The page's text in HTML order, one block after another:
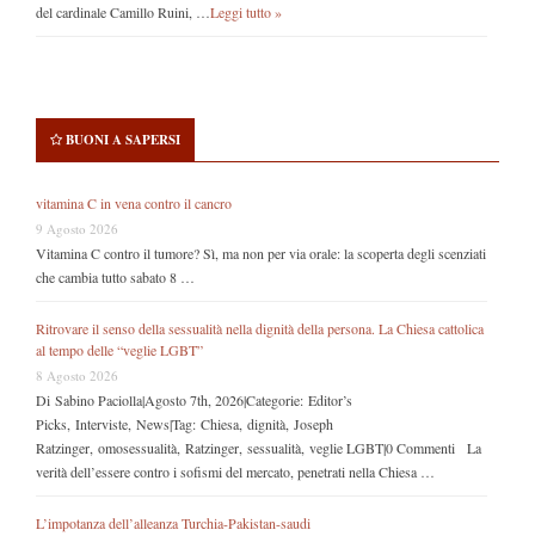
del cardinale Camillo Ruini, … Leggi tutto »
BUONI A SAPERSI
vitamina C in vena contro il cancro
9 Agosto 2026
Vitamina C contro il tumore? Sì, ma non per via orale: la scoperta degli scenziati
che cambia tutto sabato 8 …
Ritrovare il senso della sessualità nella dignità della persona. La Chiesa cattolica
al tempo delle “veglie LGBT”
8 Agosto 2026
Di Sabino Paciolla|Agosto 7th, 2026|Categorie: Editor’s
Picks, Interviste, News|Tag: Chiesa, dignità, Joseph
Ratzinger, omosessualità, Ratzinger, sessualità, veglie LGBT|0 Commenti La
verità dell’essere contro i sofismi del mercato, penetrati nella Chiesa …
L’impotanza dell’alleanza Turchia-Pakistan-saudi